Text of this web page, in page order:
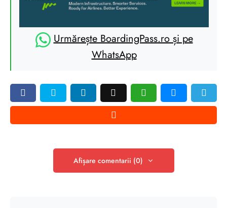
Urmărește BoardingPass.ro și pe
WhatsApp
Afișare comentarii (0)